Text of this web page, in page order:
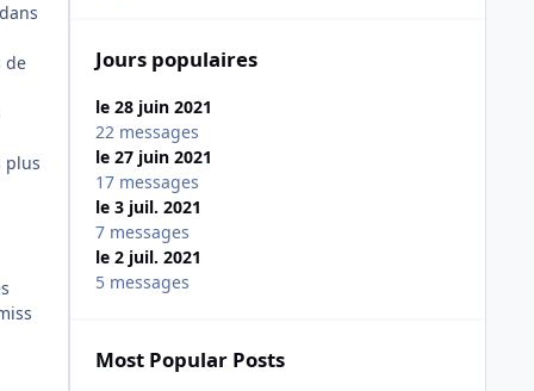
de
plus
Jours populaires
le 28 juin 2021
22 messages
le 27 juin 2021
17 messages
le 3 juil. 2021
7 messages
le 2 juil. 2021
5 messages
Most Popular Posts